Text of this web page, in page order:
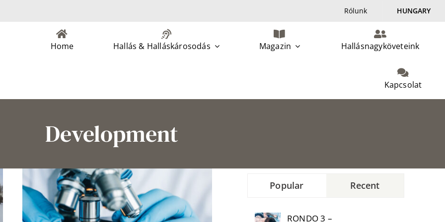
Rólunk HUNGARY
Home Hallás & Halláskárosodás Magazin Hallásnagyköveteink
Kapcsolat
Development
Popular Recent
RONDO 3 –